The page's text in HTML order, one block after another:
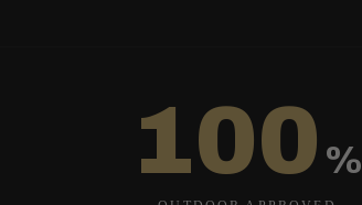
100 %